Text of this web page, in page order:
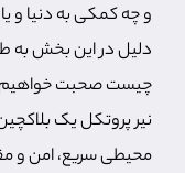
و چه کمکی به دنیا و
دلیل در این بخش به
چیست صحبت خواهیم
نیر پروتکل یک
محیطی سریع، امن و